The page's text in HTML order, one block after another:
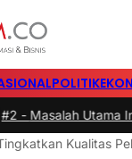
POLITIK
Utama
Kualitas